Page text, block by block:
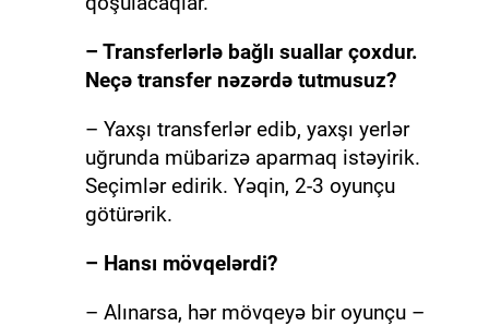
– Transferlərlə bağlı suallar çoxdur.
Neçə transfer nəzərdə tutmusuz?
– Yaxşı transferlər edib, yaxşı yerlər
uğrunda mübarizə aparmaq istəyirik.
Seçimlər edirik. Yəqin, 2-3 oyunçu
götürərik.
– Hansı mövqelərdi?
– Alınarsa, hər mövqeyə bir oyunçu –